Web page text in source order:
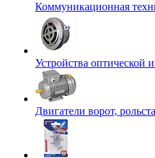
Коммуникационная
Устройства оптической
Двигатели ворот,